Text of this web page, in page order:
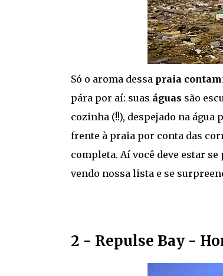
Só o aroma dessa praia
pára por aí: suas águas são
cozinha (!!), despejado na água
frente à praia por conta das
completa. Aí você deve estar
vendo nossa lista e se
2 - Repulse Bay -